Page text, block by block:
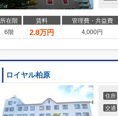
所在階 賃料 管理費・共益費
6階
2.8万円 4,000円
ロイヤル柏原
住所
交通